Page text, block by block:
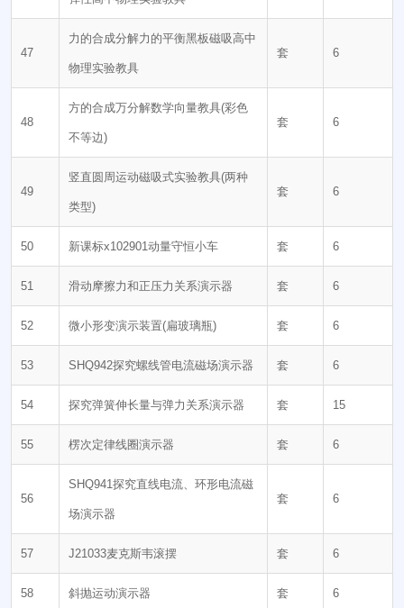
47
力的合成分解力的平衡黑板磁吸高中
物理实验教具
套 6
48
方的合成万分解数学向量教具(彩色
不等边)
套 6
49
竖直圆周运动磁吸式实验教具(两种
类型)
套 6
50 新课标x102901动量守恒小车 套 6
51 滑动摩擦力和正压力关系演示器 套 6
52 微小形变演示装置(扁玻璃瓶) 套 6
53 SHQ942探究螺线管电流磁场演示器 套 6
54 探究弹簧伸长量与弹力关系演示器 套 15
55 楞次定律线圈演示器 套 6
56
SHQ941探究直线电流、环形电流磁
场演示器
套 6
57 J21033麦克斯韦滚摆 套 6
58 斜抛运动演示器 套 6